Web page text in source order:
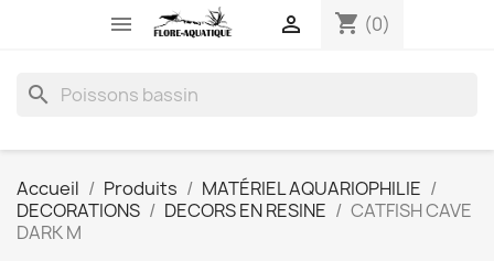
 shopping_cart (0)

search
Accueil Produits
MATÉRIEL AQUARIOPHILIE
DECORATIONS
DECORS EN RESINE
CATFISH CAVE
DARK M